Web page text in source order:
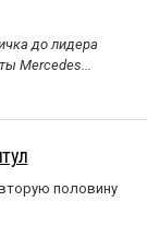
до лидера
Mercedes...
половину